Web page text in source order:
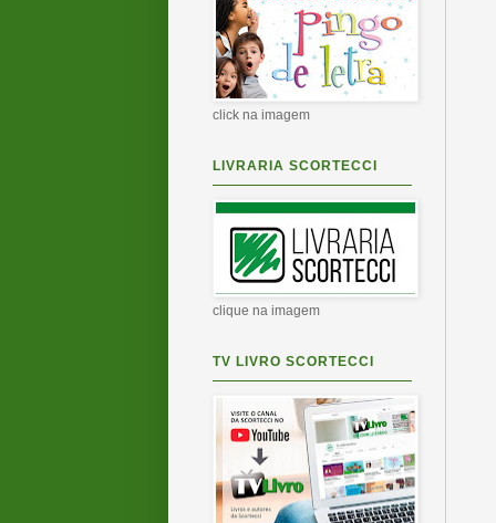
click na imagem
LIVRARIA SCORTECCI
clique na imagem
TV LIVRO SCORTECCI